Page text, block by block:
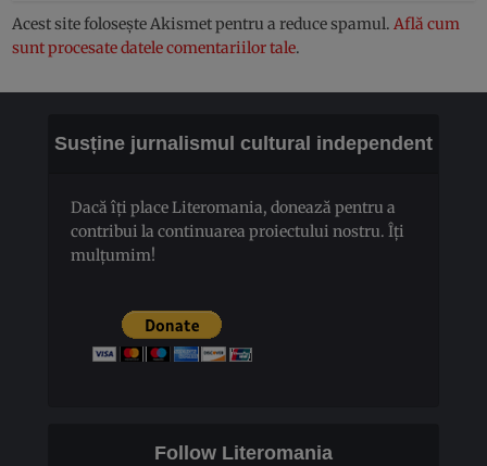
Acest site folosește Akismet pentru a reduce spamul.Află cum
sunt procesate datele comentariilor tale.
Susține jurnalismul cultural independent
Dacă îți place Literomania, donează pentru a
contribui la continuarea proiectului nostru. Îți
mulțumim!
Follow Literomania